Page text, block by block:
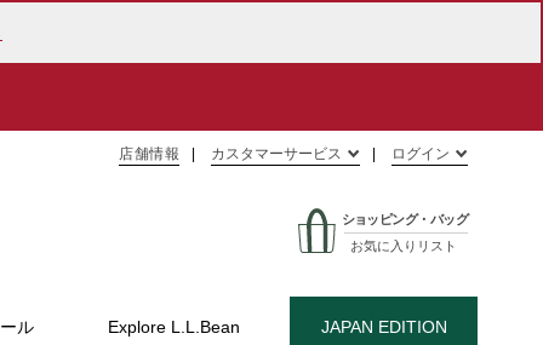
店舗情報 カスタマーサービス ログイン
ショッピング・バッグ
お気に入りリスト
ル Explore L.L.Bean JAPAN EDITION